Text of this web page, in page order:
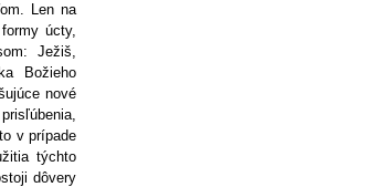
Len na
úcty,
Ježiš,
Božieho
nové
v prípade
týchto
dôvery